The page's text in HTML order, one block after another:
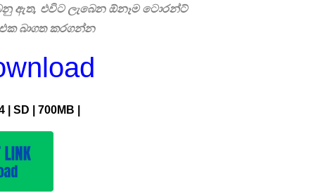
ඇත, එවිට ලැබෙන ඕනෑම ටොරන්ට්
බාගත කරගන්න
| SD | 700MB |